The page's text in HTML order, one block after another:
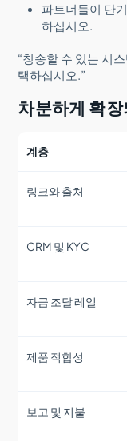
파트너들이 단
하십시오.
“칭송할 수 있는 시
택하십시오.”
차분하게 확
계층
링크와 출처
CRM 및 KYC
자금 조달 레일
제품 적합성
보고 및 지불